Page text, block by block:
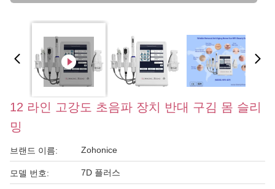
12 라인 고강도 초음파 장치 반대 구김 몸 슬리
밍
브랜드 이름: Zohonice
모델 번호: 7D 플러스